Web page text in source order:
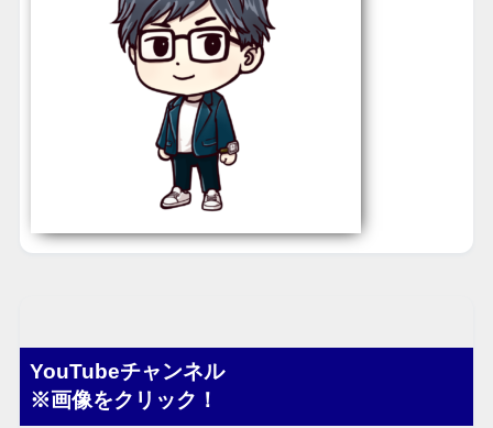
YouTubeチャンネル
※画像をクリック！